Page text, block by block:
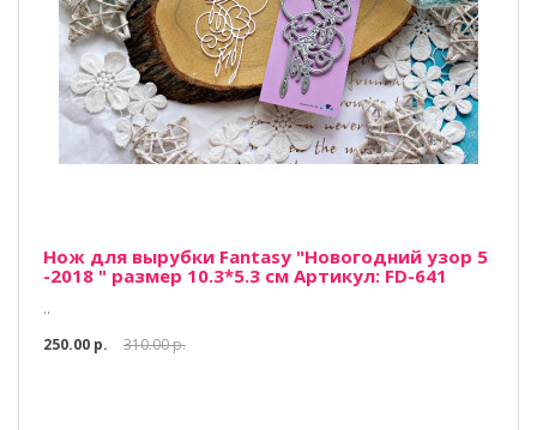
Нож для вырубки Fantasy "Новогодний узор 5
-2018 " размер 10.3*5.3 см Артикул: FD-641
..
250.00 р.
310.00 р.